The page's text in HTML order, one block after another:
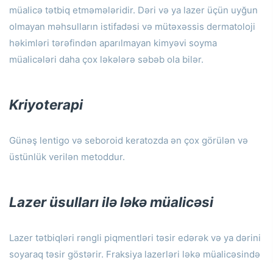
müalicə tətbiq etməmələridir. Dəri və ya lazer üçün uyğun
olmayan məhsulların istifadəsi və mütəxəssis dermatoloji
həkimləri tərəfindən aparılmayan kimyəvi soyma
müalicələri daha çox ləkələrə səbəb ola bilər.
Kriyoterapi
Günəş lentigo və seboroid keratozda ən çox görülən və
üstünlük verilən metoddur.
Lazer üsulları ilə ləkə müalicəsi
Lazer tətbiqləri rəngli piqmentləri təsir edərək və ya dərini
soyaraq təsir göstərir. Fraksiya lazerləri ləkə müalicəsində